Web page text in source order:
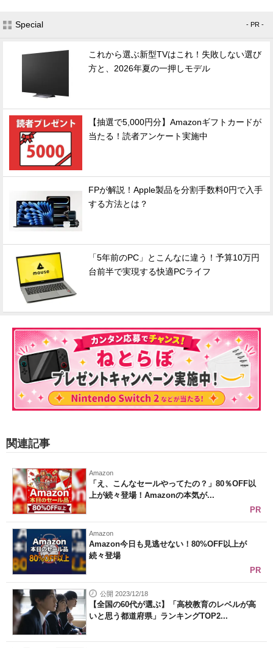
Special - PR -
これから選ぶ新型TVはこれ！失敗しない選び
方と、2026年夏の一押しモデル
【抽選で5,000円分】Amazonギフトカードが
当たる！読者アンケート実施中
FPが解説！Apple製品を分割手数料0円で入手
する方法とは？
「5年前のPC」とこんなに違う！予算10万円
台前半で実現する快適PCライフ
関連記事
Amazon
「え、こんなセールやってたの？」80％OFF以
上が続々登場！Amazonの本気が...
PR
Amazon
Amazon今日も見逃せない！80%OFF以上が
続々登場
PR
公開 2023/12/18
【全国の60代が選ぶ】「高校教育のレベルが高
いと思う都道府県」ランキングTOP2...